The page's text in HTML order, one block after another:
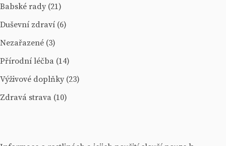
Babské rady (21)
Duševní zdraví (6)
Nezařazené (3)
Přírodní léčba (14)
Výživové doplňky (23)
Zdravá strava (10)